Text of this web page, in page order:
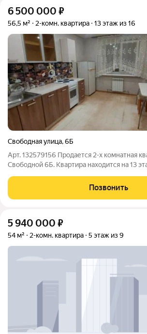
6 500 000 ₽
56,5 м² 2-комн. квартира 13 этаж из 16
Свободная улица,6Б
Арт. 132579156 Продается 2-х комнатная
Свободной 6Б. Квартира находится на 13
общей площадью 56.5 м2, комнаты
стороны, окна выходят во двор и на
Позвонить
5 940 000 ₽
54 м² 2-комн. квартира 5 этаж из 9